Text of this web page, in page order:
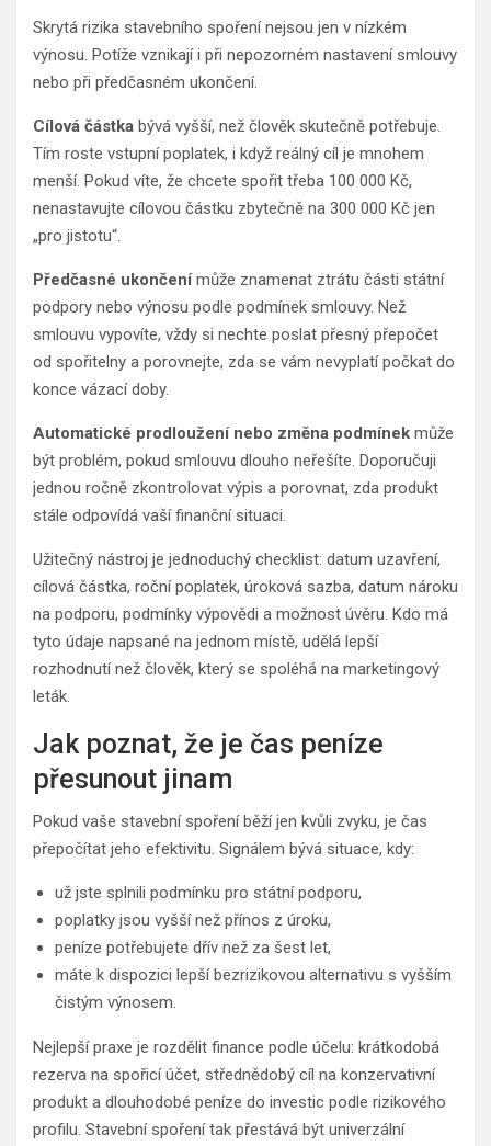
Skrytá rizika stavebního spoření nejsou jen v nízkém
výnosu. Potíže vznikají i při nepozorném nastavení smlouvy
nebo při předčasném ukončení.
Cílová částka bývá vyšší, než člověk skutečně potřebuje.
Tím roste vstupní poplatek, i když reálný cíl je mnohem
menší. Pokud víte, že chcete spořit třeba 100 000 Kč,
nenastavujte cílovou částku zbytečně na 300 000 Kč jen
„pro jistotu“.
Předčasné ukončenímůže znamenat ztrátu části státní
podpory nebo výnosu podle podmínek smlouvy. Než
smlouvu vypovíte, vždy si nechte poslat přesný přepočet
od spořitelny a porovnejte, zda se vám nevyplatí počkat do
konce vázací doby.
Automatické prodloužení nebo změna podmínek může
být problém, pokud smlouvu dlouho neřešíte. Doporučuji
jednou ročně zkontrolovat výpis a porovnat, zda produkt
stále odpovídá vaší finanční situaci.
Užitečný nástroj je jednoduchý checklist: datum uzavření,
cílová částka, roční poplatek, úroková sazba, datum nároku
na podporu, podmínky výpovědi a možnost úvěru. Kdo má
tyto údaje napsané na jednom místě, udělá lepší
rozhodnutí než člověk, který se spoléhá na marketingový
leták.
Jak poznat, že je čas peníze
přesunout jinam
Pokud vaše stavební spoření běží jen kvůli zvyku, je čas
přepočítat jeho efektivitu. Signálem bývá situace, kdy:
už jste splnili podmínku pro státní podporu,
poplatky jsou vyšší než přínos z úroku,
peníze potřebujete dřív než za šest let,
máte k dispozici lepší bezrizikovou alternativu s vyšším
čistým výnosem.
Nejlepší praxe je rozdělit finance podle účelu: krátkodobá
rezerva na spořicí účet, střednědobý cíl na konzervativní
produkt a dlouhodobé peníze do investic podle rizikového
profilu. Stavební spoření tak přestává být univerzální